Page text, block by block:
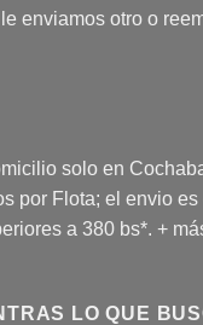
enviamos otro o
solo en
por Flota; el envio
a 380 bs*. +
LO QUE